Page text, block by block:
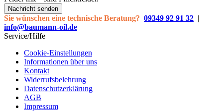
Nachricht senden
Sie wünschen eine technische Beratung? 09349 92 91 32 |
info@baumann-oil.de
Service/Hilfe
Cookie-Einstellungen
Informationen über uns
Kontakt
Widerrufsbelehrung
Datenschutzerklärung
AGB
Impressum